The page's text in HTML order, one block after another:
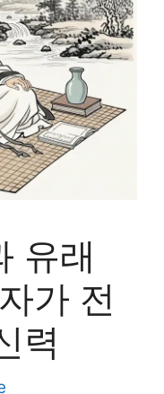
유래
가 전
력